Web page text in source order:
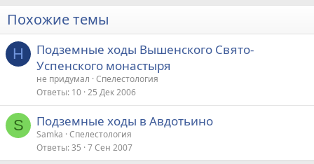
Похожие темы
Н
Подземные ходы Вышенского Свято-
Успенского монастыря
не придумал Спелестология
Ответы 10 25 Дек 2006
S Подземные ходы в Авдотьино
Samka Спелестология
Ответы 35 7 Сен 2007